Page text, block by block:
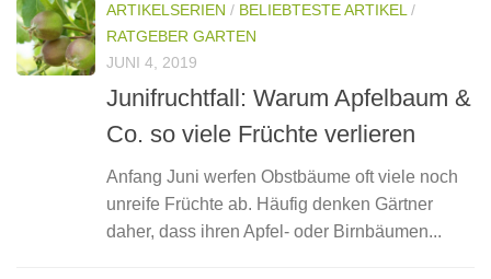
ARTIKELSERIEN / BELIEBTESTE ARTIKEL /
RATGEBER GARTEN
JUNI 4, 2019
Junifruchtfall: Warum Apfelbaum &
Co. so viele Früchte verlieren
Anfang Juni werfen Obstbäume oft viele noch
unreife Früchte ab. Häufig denken Gärtner
daher, dass ihren Apfel- oder Birnbäumen...